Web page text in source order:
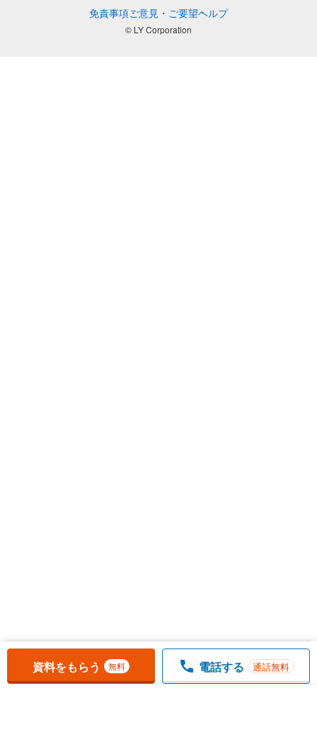
お気に入りに追加しました。 一覧を開く
資料をもらう 無料 電話する 通話無料
免責事項ご意見・ご要望ヘルプ
© LY Corporation